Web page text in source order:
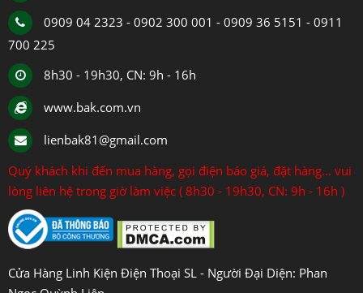
0909 04 2323 - 0902 300 001 - 0909 36 5151 - 0911
700 225
8h30 - 19h30, CN: 9h - 16h
www.bak.com.vn
lienbak81@gmail.com
Quý khách khi đến mua hàng, gọi điện báo giá, đặt hàng... vui
lòng liên hệ trong giờ làm việc ( 8h30 - 19h30, CN: 9h - 16h )
Cửa Hàng Linh Kiện Điện Thoại SL - Người Đại Diện: Phan